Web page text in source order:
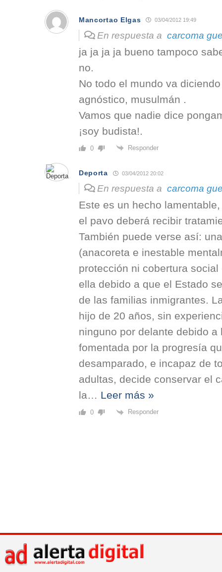
Mancortao Elgas 03/04/2012 19:49
En respuesta a carcoma
ja ja ja ja bueno tampoco
no.
No todo el mundo va
agnóstico, musulmán .
Vamos que nadie dice
¡soy budista!.
0 Responder
Deporta 03/04/2012 20:02
En respuesta a carcoma
Este es un hecho
el pavo deberá recibir
También puede verse así:
(anacoreta e inestable
protección ni cobertura
ella debido a que el Estado
de las familias inmigrantes.
hijo de 20 años, sin
ninguno por delante debido
fomentada por la progresía
desamparado, e incapaz de
adultas, decide conservar el
la… Leer más »
0 Responder